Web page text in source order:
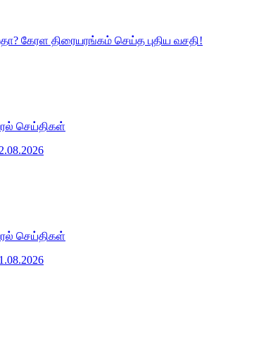
கேரள திரையரங்கம் செய்த புதிய வசதி!
செய்திகள்
செய்திகள்